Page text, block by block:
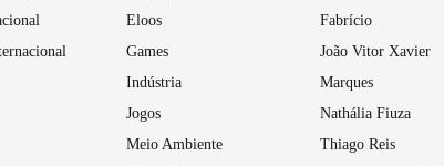
Eloos
Games
Indústria
Jogos
Meio Ambiente
Fabrício
João Vitor Xavier
Marques
Nathália Fiuza
Thiago Reis